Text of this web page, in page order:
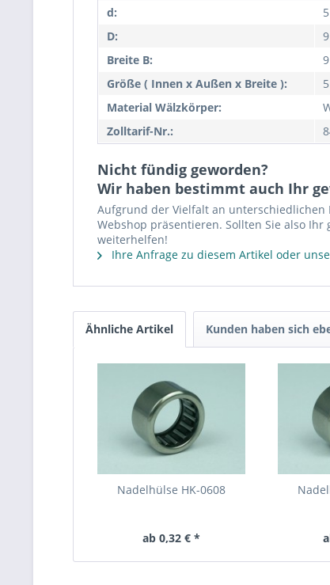
d:
D:
Breite B:
Größe ( Innen x Außen x Breite ):
Material Wälzkörper:
Zolltarif-Nr.:
Nicht fündig geworden?
Wir haben bestimmt auch Ihr
Aufgrund der Vielfalt an
Webshop präsentieren. Sollten Sie also
weiterhelfen!
Ihre Anfrage zu diesem Artikel oder
Ähnliche Artikel Kunden haben sich
Nadelhülse HK-0608
ab 0,32 € *